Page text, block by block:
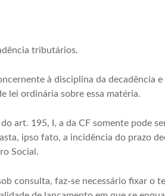
tributários.
à disciplina da decadência
lei ordinária sobre essa matéria.
art. 195, I, a da CF somente pode
ipso fato, a incidência do prazo
Social.
consulta, faz-se necessário fixar o